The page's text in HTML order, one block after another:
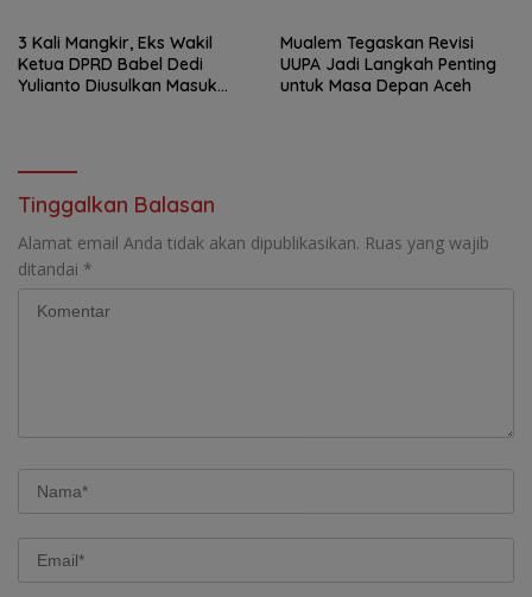
3 Kali Mangkir, Eks Wakil
Ketua DPRD Babel Dedi
Yulianto Diusulkan Masuk
Mualem Tegaskan Revisi
UUPA Jadi Langkah Penting
untuk Masa Depan Aceh
Tinggalkan Balasan
Alamat email Anda tidak akan dipublikasikan. Ruas yang wajib
ditandai *